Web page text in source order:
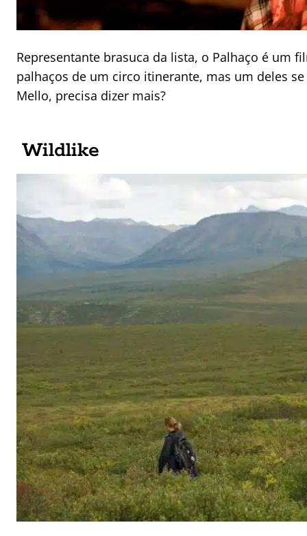
Representante brasuca da lista, o Palhaço é um
palhaços de um circo itinerante, mas um deles
Mello, precisa dizer mais?
Wildlike